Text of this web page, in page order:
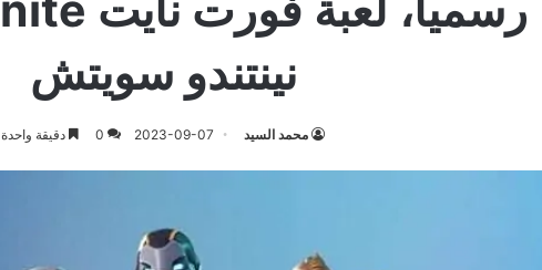
نينتندو سويتش
محمد السيد 2023-09-07
0 دقيقة واحدة